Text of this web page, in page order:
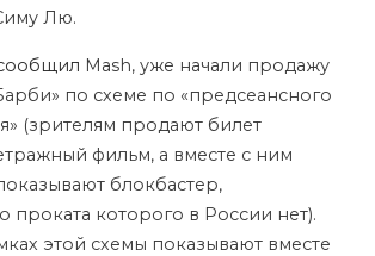
Лю.
Mash, уже начали продажу
по схеме по «предсеансного
(зрителям продают билет
фильм, а вместе с ним
блокбастер,
проката которого в России нет).
этой схемы показывают вместе